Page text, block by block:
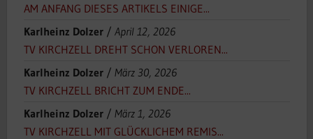
AM ANFANG DIESES ARTIKELS EINIGE...
Karlheinz Dolzer/ April 12, 2026
TV KIRCHZELL DREHT SCHON VERLOREN...
Karlheinz Dolzer/ März 30, 2026
TV KIRCHZELL BRICHT ZUM ENDE...
Karlheinz Dolzer/ März 1, 2026
TV KIRCHZELL MIT GLÜCKLICHEM REMIS...